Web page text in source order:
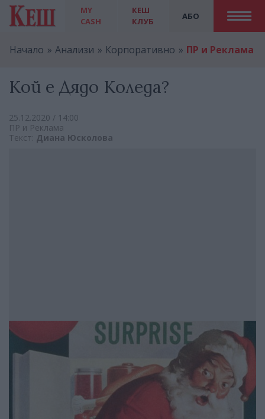
MY
CASH
АБО
КЕШ
КЛУБ
Начало Анализи Корпоративно ПР и Реклама
Кой е Дядо Коледа?
25.12.2020 / 14:00
ПР и Реклама
Текст: Диана Юсколова